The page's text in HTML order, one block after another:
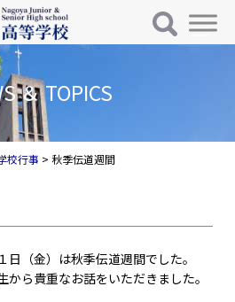
ョン
＆ TOPICS
校行事 >秋季伝道週間
（金）は秋季伝道週間でした。
ら貴重なお話をいただきました。